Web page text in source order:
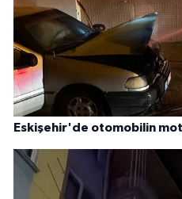
Eskişehir'de otomobilin